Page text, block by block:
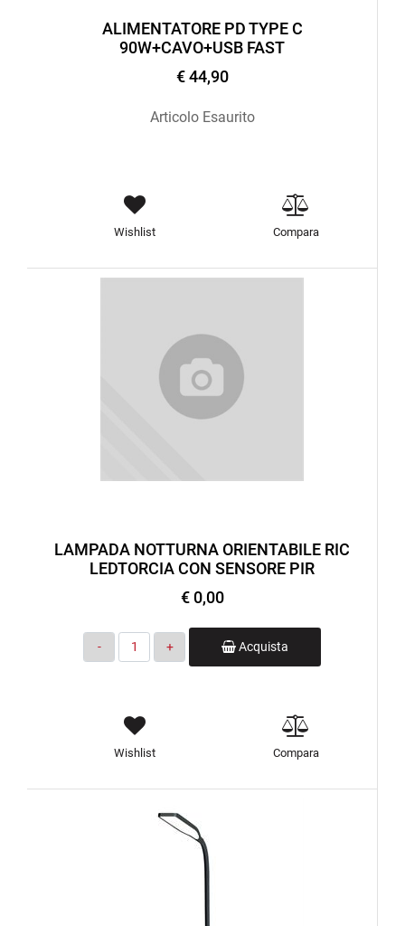
ALIMENTATORE PD TYPE C
90W+CAVO+USB FAST
€ 44,90
Articolo Esaurito
Wishlist Compara
LAMPADA NOTTURNA ORIENTABILE RIC
LEDTORCIA CON SENSORE PIR
€ 0,00
Quantità
Acquista
Wishlist Compara